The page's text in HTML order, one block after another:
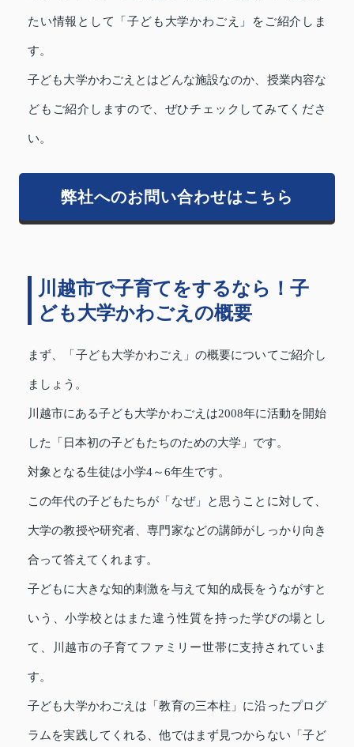
たい情報として「子ども大学かわごえ」をご紹介しま
す。
子ども大学かわごえとはどんな施設なのか、授業内容な
どもご紹介しますので、ぜひチェックしてみてくださ
い。
弊社へのお問い合わせはこちら
川越市で子育てをするなら！子
ども大学かわごえの概要
まず、「子ども大学かわごえ」の概要についてご紹介し
ましょう。
川越市にある子ども大学かわごえは2008年に活動を開始
した「日本初の子どもたちのための大学」です。
対象となる生徒は小学4～6年生です。
この年代の子どもたちが「なぜ」と思うことに対して、
大学の教授や研究者、専門家などの講師がしっかり向き
合って答えてくれます。
子どもに大きな知的刺激を与えて知的成長をうながすと
いう、小学校とはまた違う性質を持った学びの場とし
て、川越市の子育てファミリー世帯に支持されていま
す。
子ども大学かわごえは「教育の三本柱」に沿ったプログ
ラムを実践してくれる、他ではまず見つからない「子ど